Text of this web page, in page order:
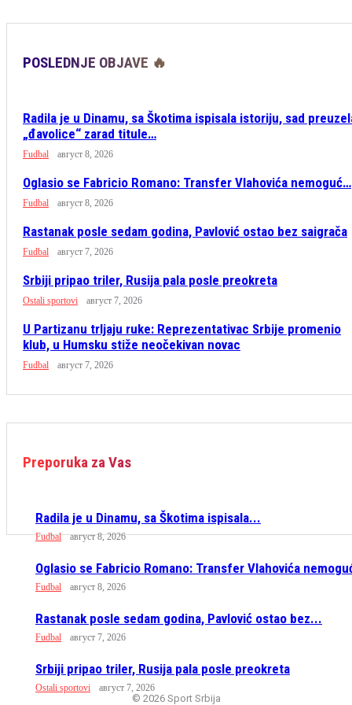
POSLEDNJE OBJAVE 🔥
Radila je u Dinamu, sa Škotima ispisala istoriju, sad
„đavolice“ zarad titule…
Fudbal август 8, 2026
Oglasio se Fabricio Romano: Transfer Vlahovića nemoguć…
Fudbal август 8, 2026
Rastanak posle sedam godina, Pavlović ostao bez saigrača
Fudbal август 7, 2026
Srbiji pripao triler, Rusija pala posle preokreta
Ostali sportovi август 7, 2026
U Partizanu trljaju ruke: Reprezentativac Srbije promenio
klub, u Humsku stiže neočekivan novac
Fudbal август 7, 2026
Preporuka za Vas
Radila je u Dinamu, sa Škotima ispisala...
Fudbal август 8, 2026
Oglasio se Fabricio Romano: Transfer Vlahovića
Fudbal август 8, 2026
Rastanak posle sedam godina, Pavlović ostao bez...
Fudbal август 7, 2026
Srbiji pripao triler, Rusija pala posle preokreta
Ostali sportovi август 7, 2026
© 2026 Sport Srbija